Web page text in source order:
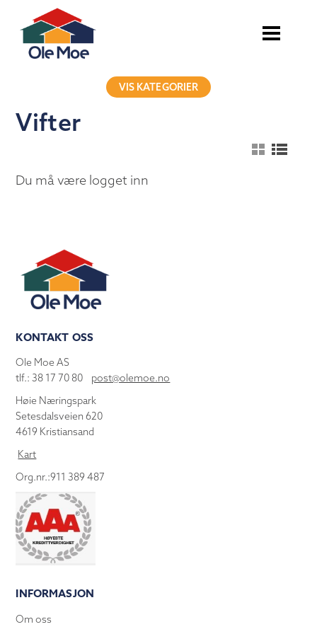
VIS KATEGORIER
Vifter
Du må være logget inn
KONTAKT OSS
Ole Moe AS
tlf.: 38 17 70 80 post@olemoe.no
Høie Næringspark
Setesdalsveien 620
4619 Kristiansand
Kart
Org.nr.:911 389 487
INFORMASJON
Om oss